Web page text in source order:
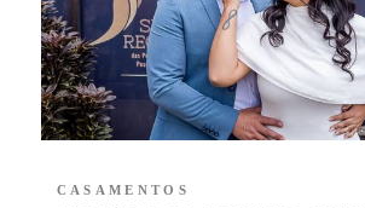
CASAMENTOS